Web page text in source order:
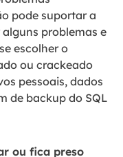
pode suportar a
problemas e
escolher o
ou crackeado
pessoais, dados
de backup do SQL
ou fica preso